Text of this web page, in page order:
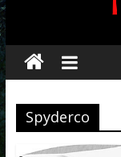
Spyderco